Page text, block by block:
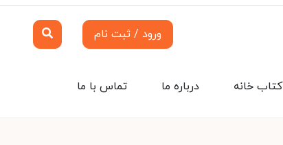
ورود / ثبت نام
تماس با ما درباره ما کتاب خانه